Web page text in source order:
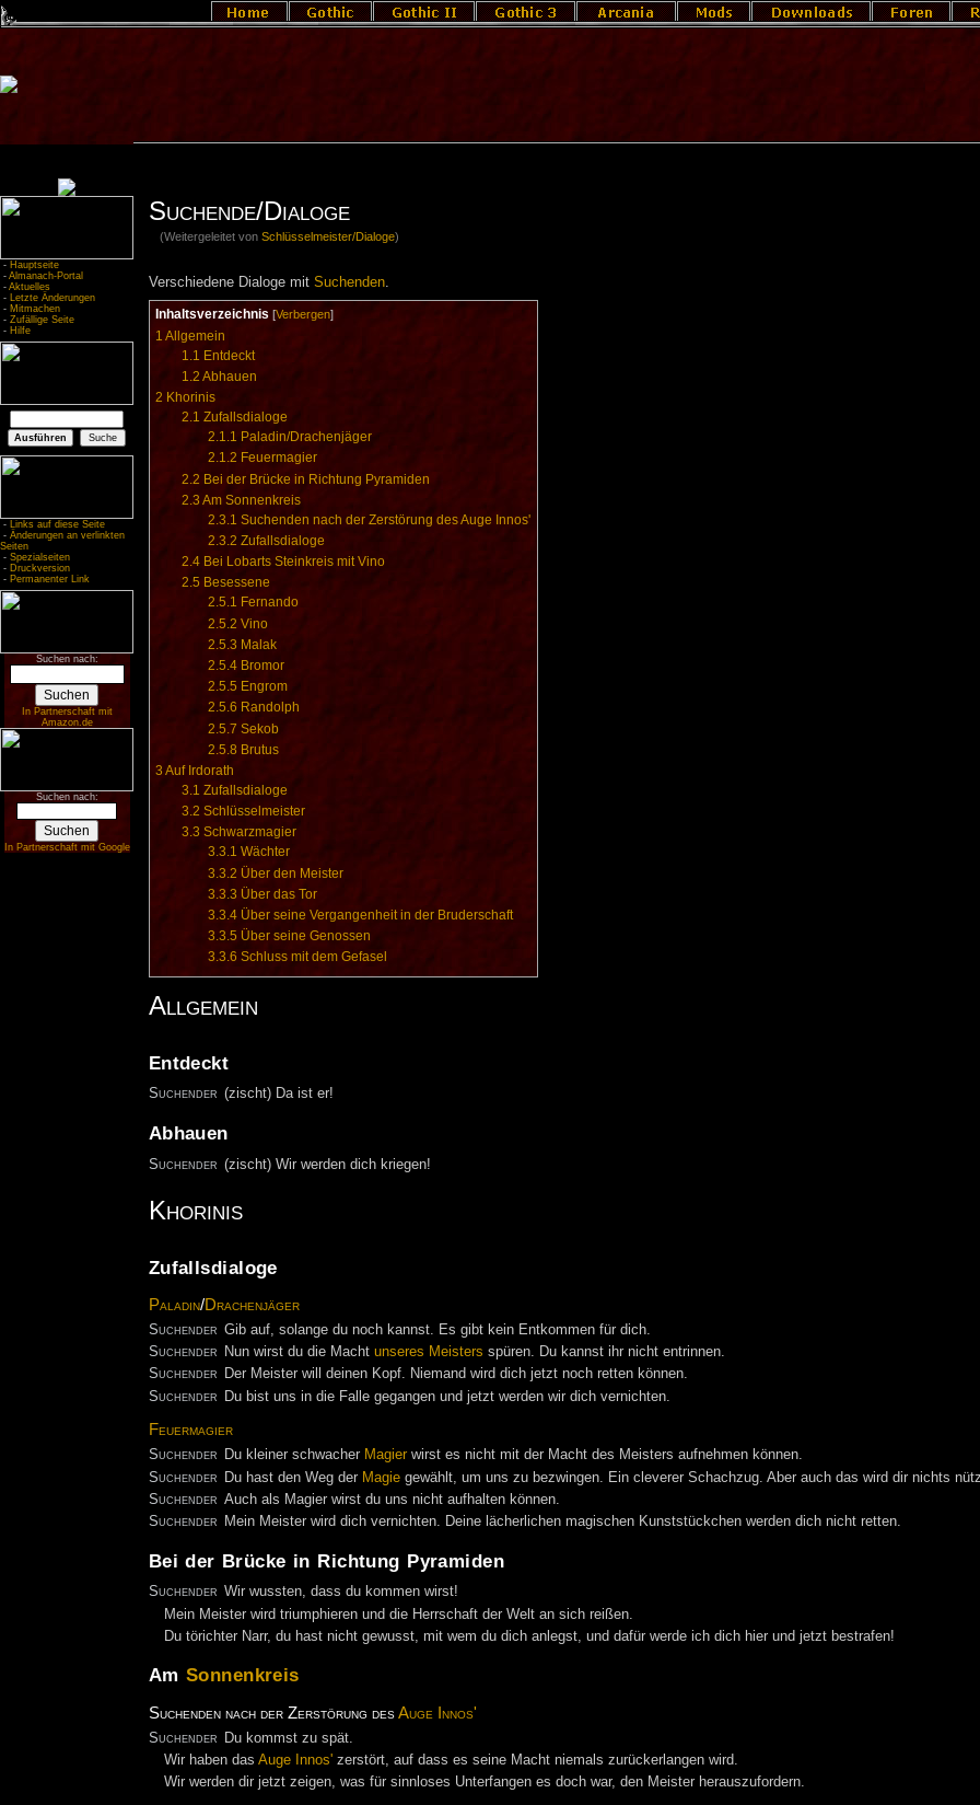
- Hauptseite
- Almanach-Portal
- Aktuelles
- Letzte Änderungen
- Mitmachen
- Zufällige Seite
- Hilfe
- Links auf diese Seite
- Änderungen an verlinkten
Seiten
- Spezialseiten
- Druckversion
- Permanenter Link
Suchen nach:
In Partnerschaft mit
Amazon.de
Suchen nach:
In Partnerschaft mit Google
Suchende/Dialoge
(Weitergeleitet vonSchlüsselmeister/Dialoge)
Verschiedene Dialoge mit Suchenden.
Inhaltsverzeichnis [Verbergen]
1 Allgemein
1.1 Entdeckt
1.2 Abhauen
2 Khorinis
2.1 Zufallsdialoge
2.1.1 Paladin/Drachenjäger
2.1.2 Feuermagier
2.2 Bei der Brücke in Richtung Pyramiden
2.3 Am Sonnenkreis
2.3.1 Suchenden nach der Zerstörung des Auge Innos'
2.3.2 Zufallsdialoge
2.4 Bei Lobarts Steinkreis mit Vino
2.5 Besessene
2.5.1 Fernando
2.5.2 Vino
2.5.3 Malak
2.5.4 Bromor
2.5.5 Engrom
2.5.6 Randolph
2.5.7 Sekob
2.5.8 Brutus
3 Auf Irdorath
3.1 Zufallsdialoge
3.2 Schlüsselmeister
3.3 Schwarzmagier
3.3.1 Wächter
3.3.2 Über den Meister
3.3.3 Über das Tor
3.3.4 Über seine Vergangenheit in der Bruderschaft
3.3.5 Über seine Genossen
3.3.6 Schluss mit dem Gefasel
Allgemein
Entdeckt
Suchender (zischt) Da ist er!
Abhauen
Suchender (zischt) Wir werden dich kriegen!
Khorinis
Zufallsdialoge
Paladin/Drachenjäger
Suchender Gib auf, solange du noch kannst. Es gibt kein Entkommen für dich.
Suchender
Nun wirst du die Machtunseres Meisters spüren. Du kannst ihr nicht entrinnen.
Suchender
Der Meister will deinen Kopf. Niemand wird dich jetzt noch retten können.
Suchender
Du bist uns in die Falle gegangen und jetzt werden wir dich vernichten.
Feuermagier
Suchender Du kleiner schwacher Magier wirst es nicht mit der Macht des Meisters aufnehmen können.
Suchender
Du hast den Weg der Magie gewählt, um uns zu bezwingen. Ein cleverer Schachzug. Aber auch das wird dir nichts
Suchender Auch als Magier wirst du uns nicht aufhalten können.
Suchender
Mein Meister wird dich vernichten. Deine lächerlichen magischen Kunststückchen werden dich nicht retten.
Bei der Brücke in Richtung Pyramiden
Suchender Wir wussten, dass du kommen wirst!
Mein Meister wird triumphieren und die Herrschaft der Welt an sich reißen.
Du törichter Narr, du hast nicht gewusst, mit wem du dich anlegst, und dafür werde ich dich hier und jetzt bestrafen!
Am Sonnenkreis
Suchenden nach der Zerstörung desAuge Innos'
Suchender
Du kommst zu spät.
Wir haben das Auge Innos'zerstört, auf dass es seine Macht niemals zurückerlangen wird.
Wir werden dir jetzt zeigen, was für sinnloses Unterfangen es doch war, den Meister herauszufordern.